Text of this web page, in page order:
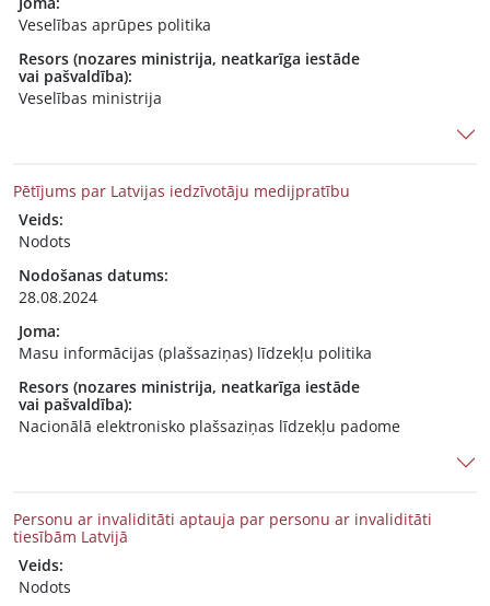
Veselības aprūpes politika
Resors (nozares ministrija, neatkarīga iestāde
vai pašvaldība):
Veselības ministrija
Pētījums par Latvijas iedzīvotāju medijpratību
Veids:
Nodots
Nodošanas datums:
28.08.2024
Joma:
Masu informācijas (plašsaziņas) līdzekļu politika
Resors (nozares ministrija, neatkarīga iestāde
vai pašvaldība):
Nacionālā elektronisko plašsaziņas līdzekļu padome
Personu ar invaliditāti aptauja par personu ar invaliditāti
tiesībām Latvijā
Veids:
Nodots